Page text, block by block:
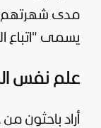
مدى شهرتهم
يسمى "اتباع
علم نفس
أراد باحثون